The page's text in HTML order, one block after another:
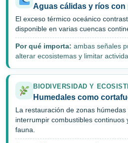
Aguas cálidas y ríos con
El exceso térmico oceánico
disponible en varias cuencas
Por qué importa: ambas señales
alterar ecosistemas y limitar
BIODIVERSIDAD Y
Humedales como
La restauración de zonas
interrumpir combustibles continuos
fauna.